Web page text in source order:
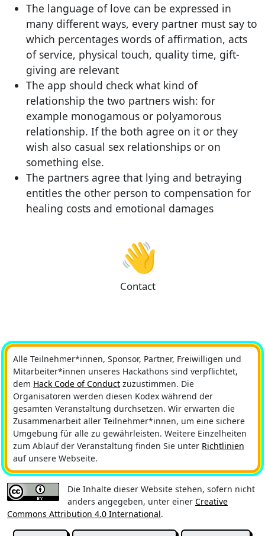
The language of love can be expressed in
many different ways, every partner must say to
which percentages words of affirmation, acts
of service, physical touch, quality time, gift-
giving are relevant
The app should check what kind of
relationship the two partners wish: for
example monogamous or polyamorous
relationship. If the both agree on it or they
wish also casual sex relationships or on
something else.
The partners agree that lying and betraying
entitles the other person to compensation for
healing costs and emotional damages
👋
Contact
Alle Teilnehmer*innen, Sponsor, Partner, Freiwilligen und
Mitarbeiter*innen unseres Hackathons sind verpflichtet,
dem Hack Code of Conduct zuzustimmen. Die
Organisatoren werden diesen Kodex während der
gesamten Veranstaltung durchsetzen. Wir erwarten die
Zusammenarbeit aller Teilnehmer*innen, um eine sichere
Umgebung für alle zu gewährleisten. Weitere Einzelheiten
zum Ablauf der Veranstaltung finden Sie unter Richtlinien
auf unsere Webseite.
Die Inhalte dieser Website stehen, sofern nicht
anders angegeben, unter einer Creative
Commons Attribution 4.0 International.